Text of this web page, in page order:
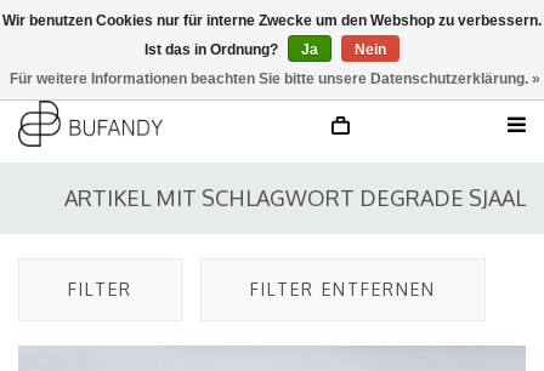
ARTIKEL MIT SCHLAGWORT DEGRADE SJAAL
FILTER FILTER ENTFERNEN
Wir benutzen Cookies nur für interne Zwecke um den Webshop zu verbessern.
Ist das in Ordnung?
Ja
Nein
Für weitere Informationen beachten Sie bitte unsere Datenschutzerklärung. »